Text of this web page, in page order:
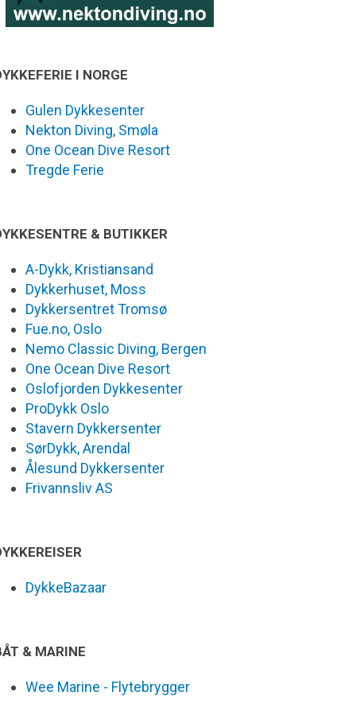
I NORGE
Gulen Dykkesenter
Nekton Diving, Smøla
One Ocean Dive Resort
Tregde Ferie
& BUTIKKER
A-Dykk, Kristiansand
Dykkerhuset, Moss
Dykkersentret Tromsø
Fue.no, Oslo
Nemo Classic Diving, Bergen
One Ocean Dive Resort
Oslofjorden Dykkesenter
ProDykk Oslo
Stavern Dykkersenter
SørDykk, Arendal
Ålesund Dykkersenter
Frivannsliv AS
DykkeBazaar
& MARINE
Wee Marine - Flytebrygger